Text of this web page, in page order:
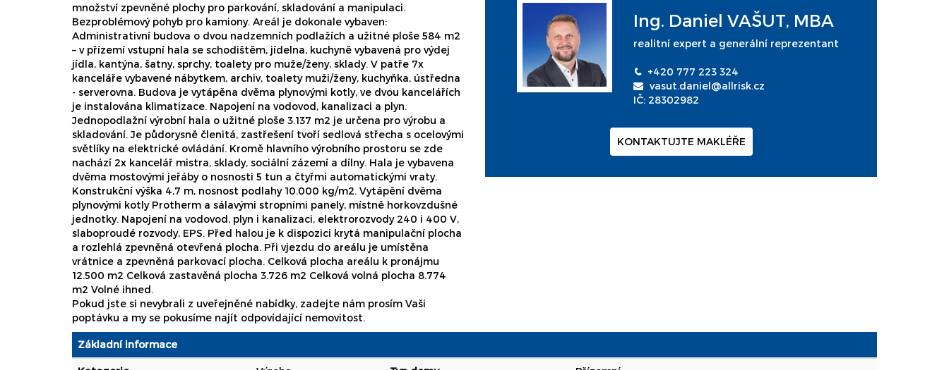
množství zpevněné plochy pro parkování, skladování a manipulaci.
Bezproblémový pohyb pro kamiony. Areál je dokonale vybaven:
Administrativní budova o dvou nadzemních podlažích a užitné ploše 584 m2
– v přízemí vstupní hala se schodištěm, jídelna, kuchyně vybavená pro výdej
jídla, kantýna, šatny, sprchy, toalety pro muže/ženy, sklady. V patře 7x
kanceláře vybavené nábytkem, archiv, toalety muži/ženy, kuchyňka, ústředna
- serverovna. Budova je vytápěna dvěma plynovými kotly, ve dvou kancelářích
je instalována klimatizace. Napojení na vodovod, kanalizaci a plyn.
Jednopodlažní výrobní hala o užitné ploše 3.137 m2 je určena pro výrobu a
skladování. Je půdorysně členitá, zastřešení tvoří sedlová střecha s ocelovými
světlíky na elektrické ovládání. Kromě hlavního výrobního prostoru se zde
nachází 2x kancelář mistra, sklady, sociální zázemí a dílny. Hala je vybavena
dvěma mostovými jeřáby o nosnosti 5 tun a čtyřmi automatickými vraty.
Konstrukční výška 4,7 m, nosnost podlahy 10.000 kg/m2. Vytápění dvěma
plynovými kotly Protherm a sálavými stropními panely, místně horkovzdušné
jednotky. Napojení na vodovod, plyn i kanalizaci, elektrorozvody 240 i 400 V,
slaboproudé rozvody, EPS. Před halou je k dispozici krytá manipulační plocha
a rozlehlá zpevněná otevřená plocha. Při vjezdu do areálu je umístěna
vrátnice a zpevněná parkovací plocha. Celková plocha areálu k pronájmu
12.500 m2 Celková zastavěná plocha 3.726 m2 Celková volná plocha 8.774
m2 Volné ihned.
Pokud jste si nevybrali z uveřejněné nabídky, zadejte nám prosím Vaši
poptávku a my se pokusíme najít odpovídající nemovitost.
Ing. Daniel VAŠUT, MBA
realitní expert a generální reprezentant
+420 777 223 324
vasut.daniel@allrisk.cz
IČ: 28302982
KONTAKTUJTE MAKLÉŘE
Základní informace